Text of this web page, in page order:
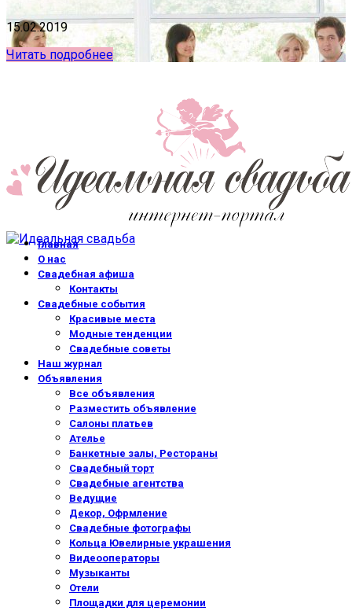
15.02.2019
Читать подробнее
Главная
О нас
Свадебная афиша
Контакты
Свадебные события
Красивые места
Модные тенденции
Свадебные советы
Наш журнал
Объявления
Все объявления
Разместить объявление
Салоны платьев
Ателье
Банкетные залы, Рестораны
Свадебный торт
Свадебные агентства
Ведущие
Декор, Офрмление
Свадебные фотографы
Кольца Ювелирные украшения
Видеооператоры
Музыканты
Отели
Площадки для церемонии